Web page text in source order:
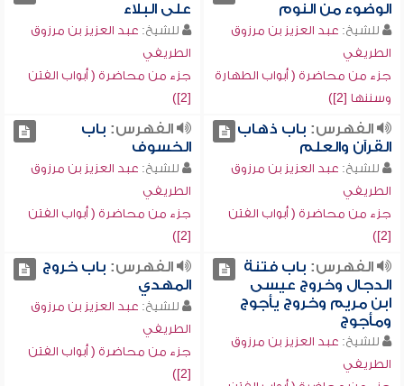
الوضوء من النوم
للشيخ: عبد العزيز بن مرزوق
الطريفي
جزء من محاضرة ( أبواب الطهارة
وسننها [2])
على البلاء
للشيخ: عبد العزيز بن مرزوق
الطريفي
جزء من محاضرة ( أبواب الفتن
[2])
الفهرس: باب ذهاب
القرآن والعلم
للشيخ: عبد العزيز بن مرزوق
الطريفي
جزء من محاضرة ( أبواب الفتن
[2])
الفهرس: باب
الخسوف
للشيخ: عبد العزيز بن مرزوق
الطريفي
جزء من محاضرة ( أبواب الفتن
[2])
الفهرس: باب فتنة
الدجال وخروج عيسى
ابن مريم وخروج يأجوج
ومأجوج
للشيخ: عبد العزيز بن مرزوق
الطريفي
الفهرس: باب خروج
المهدي
للشيخ: عبد العزيز بن مرزوق
الطريفي
جزء من محاضرة ( أبواب الفتن
[2])